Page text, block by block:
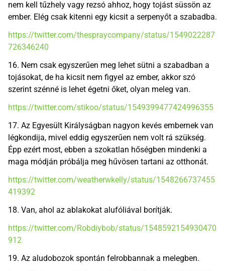
nem kell tűzhely vagy rezsó ahhoz, hogy tojást süssön az
ember. Elég csak kitenni egy kicsit a serpenyőt a szabadba.
https://twitter.com/thespraycompany/status/1549022287
726346240
16. Nem csak egyszerűen meg lehet sütni a szabadban a
tojásokat, de ha kicsit nem figyel az ember, akkor szó
szerint szénné is lehet égetni őket, olyan meleg van.
https://twitter.com/stikoo/status/1549399477424996355
17. Az Egyesült Királyságban nagyon kevés embernek van
légkondija, mivel eddig egyszerűen nem volt rá szükség.
Épp ezért most, ebben a szokatlan hőségben mindenki a
maga módján próbálja meg hűvösen tartani az otthonát.
https://twitter.com/weatherwkelly/status/1548266737455
419392
18. Van, ahol az ablakokat alufóliával borítják.
https://twitter.com/Robdiybob/status/1548592154930470
912
19. Az aludobozok spontán felrobbannak a melegben.